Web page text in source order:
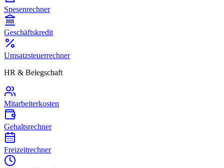
Spesenrechner
Geschäftskredit
Umsatzsteuerrechner
HR & Belegschaft
Mitarbeiterkosten
Gehaltsrechner
Freizeitrechner